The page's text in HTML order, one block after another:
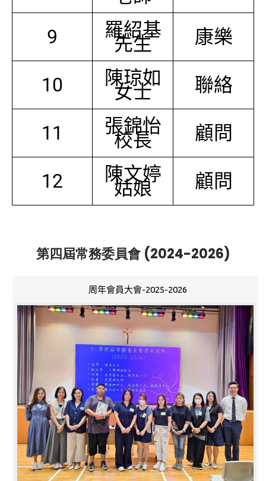
9 羅紹基
先生 康樂
10 陳琼如
女士 聯絡
11 張錦怡
校長 顧問
12 陳文婷
姑娘 顧問
第四屆常務委員會 (2024-2026)
周年會員大會-2025-2026